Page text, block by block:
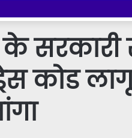
सरकारी
कोड